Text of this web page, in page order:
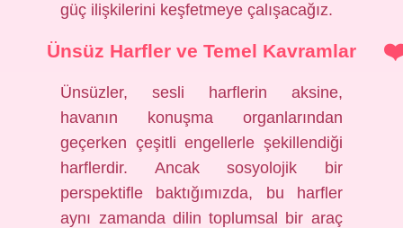
güç ilişkilerini keşfetmeye çalışacağız.
Ünsüz Harfler ve Temel Kavramlar
Ünsüzler, sesli harflerin aksine,
havanın konuşma organlarından
geçerken çeşitli engellerle şekillendiği
harflerdir. Ancak sosyolojik bir
perspektifle baktığımızda, bu harfler
aynı zamanda dilin toplumsal bir araç